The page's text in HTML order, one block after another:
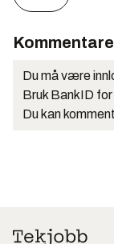
Du må være
Bruk BankID
Du kan